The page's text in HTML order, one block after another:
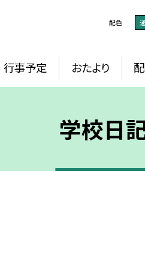
配色
行事予定 おたより
学校日